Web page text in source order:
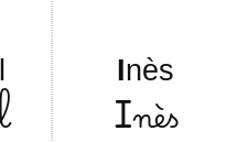
Inès
Inès